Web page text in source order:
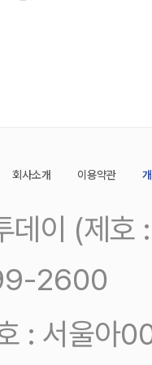
회사소개 이용약관
데이 (제
2600
: 서울아